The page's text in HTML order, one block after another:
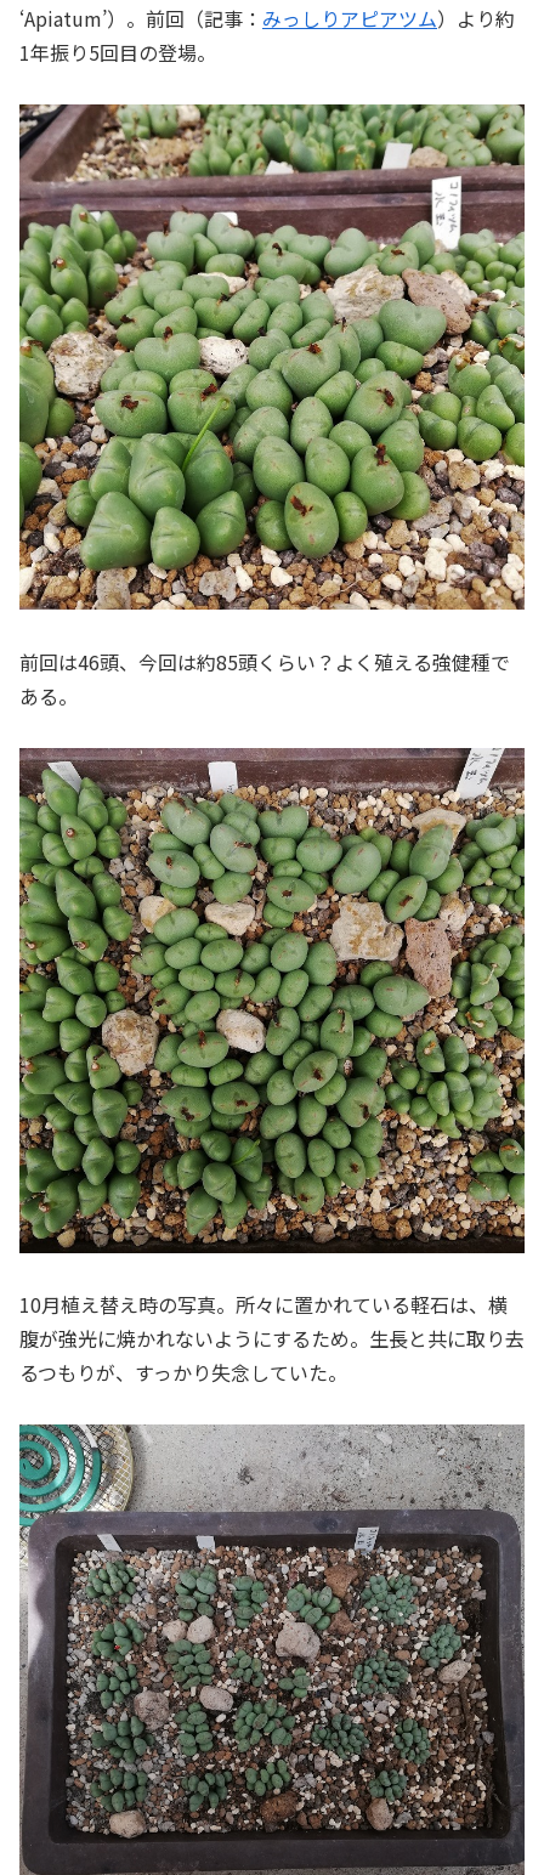
‘Apiatum’）。前回（記事： みっしりアピアツム）より約
1年振り5回目の登場。
前回は46頭、今回は約85頭くらい？よく殖える強健種で
ある。
10月植え替え時の写真。所々に置かれている軽石は、横
腹が強光に焼かれないようにするため。生長と共に取り去
るつもりが、すっかり失念していた。